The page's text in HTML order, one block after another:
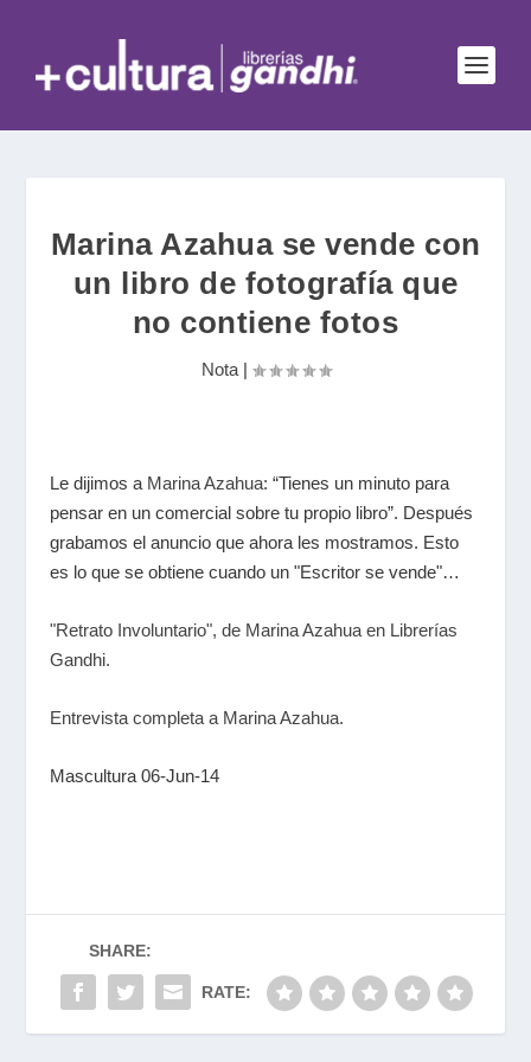
Marina Azahua se vende con
un libro de fotografía que
no contiene fotos
Nota|
Le dijimos a Marina Azahua: “Tienes un minuto para
pensar en un comercial sobre tu propio libro”. Después
grabamos el anuncio que ahora les mostramos. Esto
es lo que se obtiene cuando un "Escritor se vende"…
"Retrato Involuntario", de Marina Azahua en Librerías
Gandhi.
Entrevista completa a Marina Azahua.
Mascultura 06-Jun-14
SHARE:
RATE: